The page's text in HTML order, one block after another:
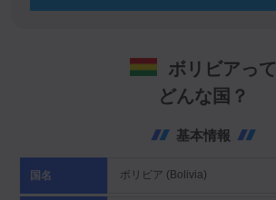
ボリビアって
どんな国？
基本情報
国名 ボリビア (Bolivia)